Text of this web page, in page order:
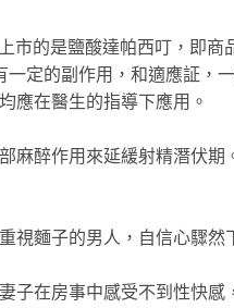
的是鹽酸達帕西叮，即商
定的副作用，和適應証，
應在醫生的指導下應用。
醉作用來延緩射精潛伏期
麵子的男人，自信心驟然
在房事中感受不到性快感